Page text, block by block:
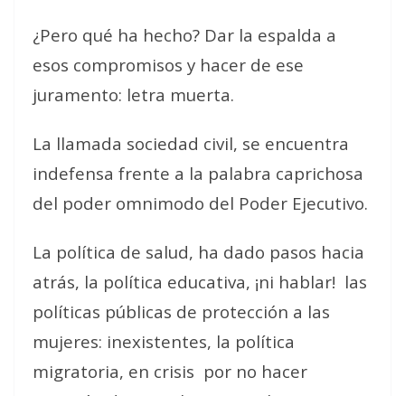
¿Pero qué ha hecho? Dar la espalda a
esos compromisos y hacer de ese
juramento: letra muerta.
La llamada sociedad civil, se encuentra
indefensa frente a la palabra caprichosa
del poder omnimodo del Poder Ejecutivo.
La política de salud, ha dado pasos hacia
atrás, la política educativa, ¡ni hablar! las
políticas públicas de protección a las
mujeres: inexistentes, la política
migratoria, en crisis por no hacer